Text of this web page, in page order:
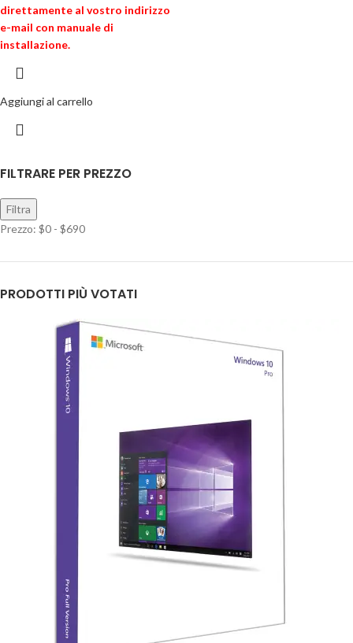
FILTRARE PER PREZZO
Filtra
Prezzo: $0 - $690
PRODOTTI PIÙ VOTATI
direttamente al vostro indirizzo
e-mail con manuale di
installazione.
Aggiungi al carrello